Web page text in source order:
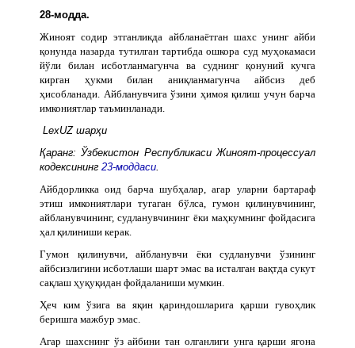
28-модда.
Жиноят содир этганликда айбланаётган шахс унинг айби
қонунда назарда тутилган тартибда ошкора суд муҳокамаси
йўли билан исботланмагунча ва суднинг қонуний кучга
кирган ҳукми билан аниқланмагунча айбсиз деб
ҳисобланади. Айбланувчига ўзини ҳимоя қилиш учун барча
имкониятлар таъминланади.
LexUZ шарҳи
Қаранг: Ўзбекистон Республикаси Жиноят-процессуал
кодексининг 23-моддаси.
Айбдорликка оид барча шубҳалар, агар уларни бартараф
этиш имкониятлари тугаган бўлса, гумон қилинувчининг,
айбланувчининг, судланувчининг ёки маҳкумнинг фойдасига
ҳал қилиниши керак.
Гумон қилинувчи, айбланувчи ёки судланувчи ўзининг
айбсизлигини исботлаши шарт эмас ва исталган вақтда сукут
сақлаш ҳуқуқидан фойдаланиши мумкин.
Ҳеч ким ўзига ва яқин қариндошларига қарши гувоҳлик
беришга мажбур эмас.
Агар шахснинг ўз айбини тан олганлиги унга қарши ягона